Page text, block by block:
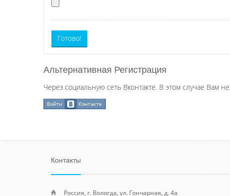
Готово!
Альтернативная Регистрация
Через социальную сеть Вконтакте. В этом случае Вам
Контакты
Россия, г. Вологда, ул. Гончарная, д. 4а